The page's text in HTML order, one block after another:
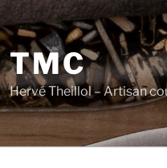
TMC
Hervé Theillol – Artisan